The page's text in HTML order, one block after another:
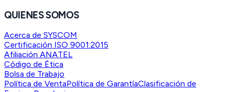
QUIENES SOMOS
Acerca de SYSCOM
Certificación ISO 9001:2015
Afiliación ANATEL
Código de Ética
Bolsa de Trabajo
Política de VentaPolítica de GarantíaClasificación de